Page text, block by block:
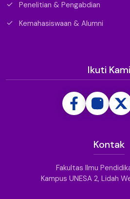
Penelitian & Pengabdian
Kemahasiswaan & Alumni
Ikuti Kami
Kontak
Fakultas Ilmu
Kampus UNESA 2, Lidah